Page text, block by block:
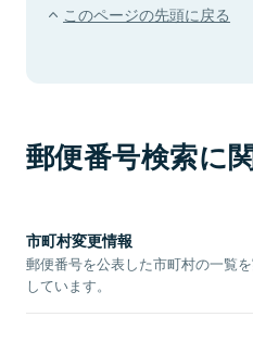
このページの先頭に戻る
郵便番号検索に
市町村変更情報
郵便番号を公表した市町村の一覧
しています。